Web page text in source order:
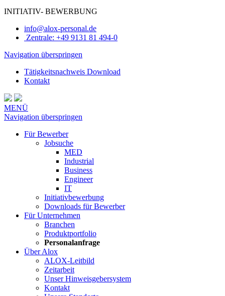
INITIATIV- BEWERBUNG
info@alox-personal.de
Zentrale: +49 9131 81 494-0
Navigation überspringen
Tätigkeitsnachweis Download
Kontakt
MENÜ
Navigation überspringen
Für Bewerber
Jobsuche
MED
Industrial
Business
Engineer
IT
Initiativbewerbung
Downloads für Bewerber
Für Unternehmen
Branchen
Produktportfolio
Personalanfrage
Über Alox
ALOX-Leitbild
Zeitarbeit
Unser Hinweisgebersystem
Kontakt